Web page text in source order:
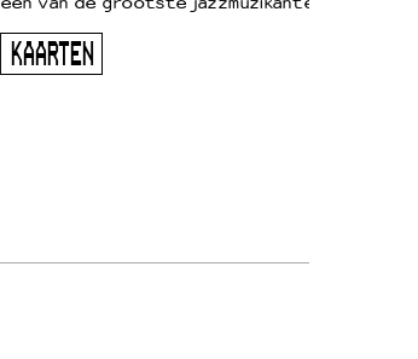
KAARTEN